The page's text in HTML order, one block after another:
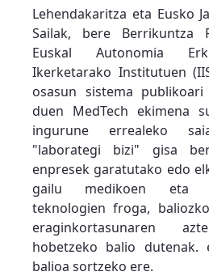
Lehendakaritza eta Eusko
Sailak, bere Berrikuntza
Euskal Autonomia
Ikerketarako Institutuen
osasun sistema
duen MedTech ekimena
ingurune errealeko
"laborategi bizi" gisa
enpresek garatutako edo
gailu medikoen eta
teknologien froga,
eraginkortasunaren
hobetzeko balio dutenak.
balioa sortzeko ere.